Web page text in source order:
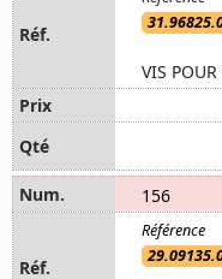
VIS
156